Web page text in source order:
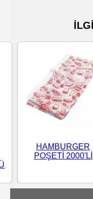
Su
Standart
Islak
HAMBURGER
POŞETİ 2000'Lİ